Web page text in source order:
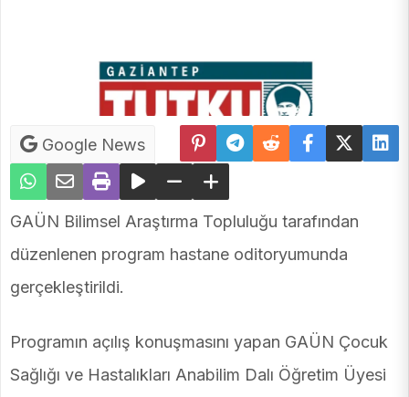
Google News
GAÜN Bilimsel Araştırma Topluluğu tarafından
düzenlenen program hastane oditoryumunda
gerçekleştirildi.
Programın açılış konuşmasını yapan GAÜN Çocuk
Sağlığı ve Hastalıkları Anabilim Dalı Öğretim Üyesi